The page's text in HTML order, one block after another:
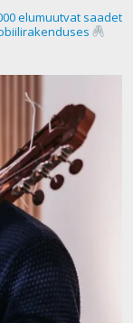
elumuutvat saadet